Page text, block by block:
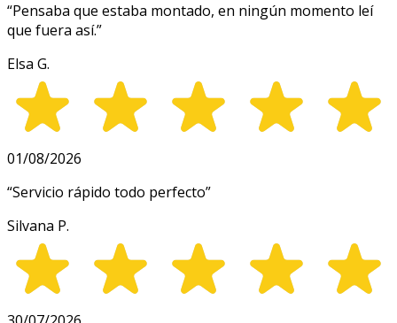
“Pensaba que estaba montado, en ningún momento leí
que fuera así.”
Elsa G.
01/08/2026
“Servicio rápido todo perfecto”
Silvana P.